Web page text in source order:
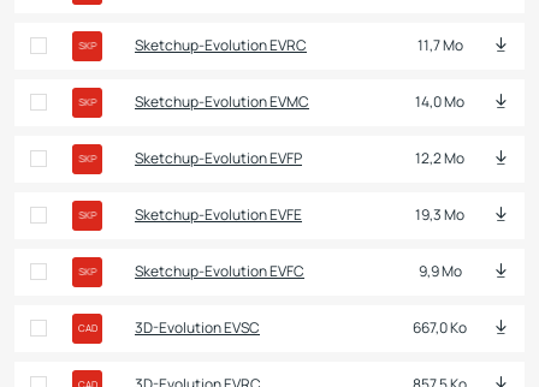
SKP Sketchup-Evolution EVRC 11,7 Mo
SKP Sketchup-Evolution EVMC 14,0 Mo
SKP Sketchup-Evolution EVFP 12,2 Mo
SKP Sketchup-Evolution EVFE 19,3 Mo
SKP Sketchup-Evolution EVFC 9,9 Mo
CAD 3D-Evolution EVSC 667,0 Ko
CAD